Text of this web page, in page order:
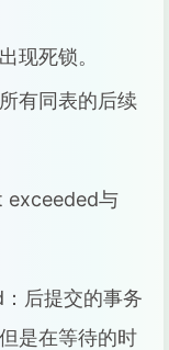
现死锁。
有同表的后续
exceeded与
后提交的事务
是在等待的时